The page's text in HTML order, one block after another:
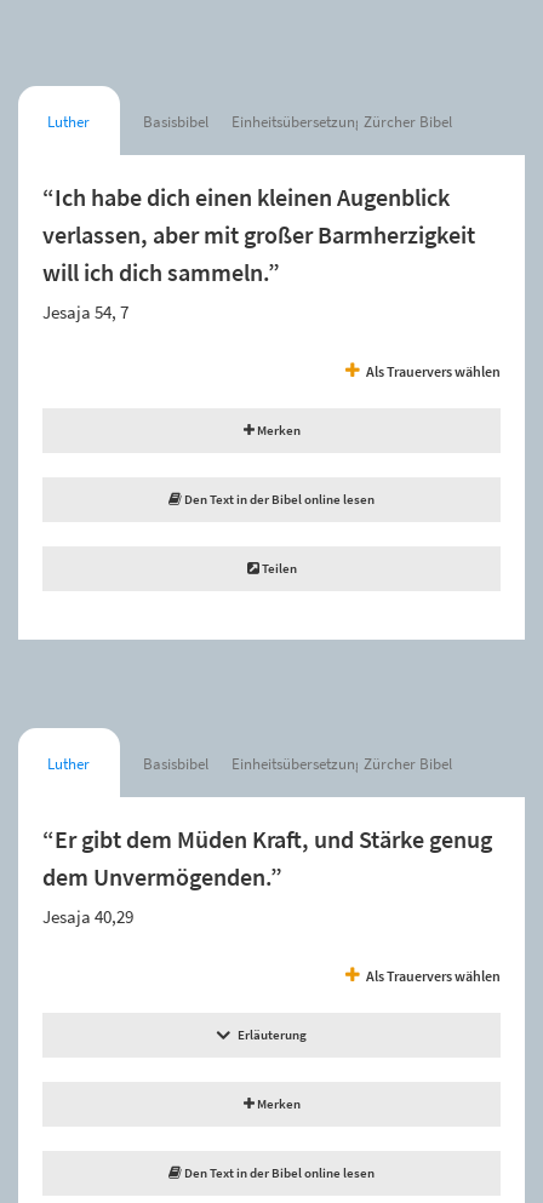
Luther Basisbibel Einheitsübersetzung Zürcher Bibel
“Ich habe dich einen kleinen Augenblick
verlassen, aber mit großer Barmherzigkeit
will ich dich sammeln.”
Jesaja 54, 7
Als Trauervers wählen
Merken
Den Text in der Bibel online lesen
Teilen
Luther Basisbibel Einheitsübersetzung Zürcher Bibel
“Er gibt dem Müden Kraft, und Stärke genug
dem Unvermögenden.”
Jesaja 40,29
Als Trauervers wählen
Erläuterung
Merken
Den Text in der Bibel online lesen